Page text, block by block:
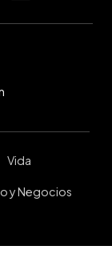
Vida
y Negocios